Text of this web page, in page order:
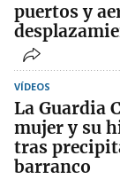
puertos y
VÍDEOS
La Guardia
mujer y su
tras
barranco